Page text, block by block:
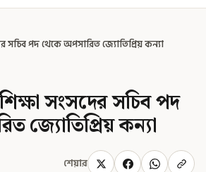
সচিব পদ থেকে অপসারিত জ্যোতিপ্রিয় কন্যা
সংসদের সচিব পদ
জ্যোতিপ্রিয় কন্যা
শেয়ার